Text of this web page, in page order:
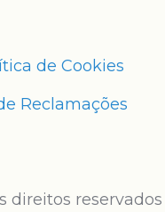
de Cookies
Reclamações
direitos reservados